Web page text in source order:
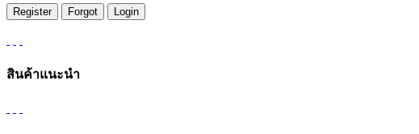
สินค้าแนะนำ